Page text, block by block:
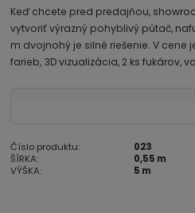
Keď chcete pred predajňou,
vytvoriť výrazný pohyblivý pútač,
m dvojnohý je silné riešenie. V cene
farieb, 3D vizualizácia, 2 ks fukárov,
Číslo produktu:
023
ŠÍRKA:
0,55 m
VÝŠKA:
5 m